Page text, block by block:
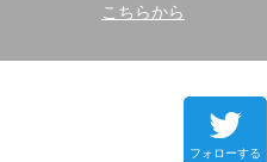
こちらから
フォローする